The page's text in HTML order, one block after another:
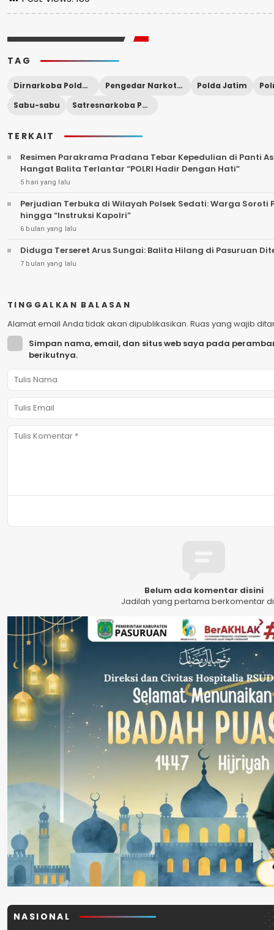
TAG
Dirnarkoba Polda Jatim Pengedar Narkotika
Polda Jatim
Sabu-sabu
Satresnarkoba Polres Pasuruan Kota
TERKAIT
Resimen Parakrama Pradana Tebar Kepedulian di Panti
Hangat Balita Terlantar “POLRI Hadir Dengan Hati”
5 hari yang lalu
Perjudian Terbuka di Wilayah Polsek Sedati: Warga
hingga “Instruksi Kapolri”
6 bulan yang lalu
Diduga Terseret Arus Sungai: Balita Hilang di Pasuruan
7 bulan yang lalu
TINGGALKAN BALASAN
Alamat email Anda tidak akan dipublikasikan. Ruas yang wajib
Simpan nama, email, dan situs web saya pada
berikutnya.
Belum ada komentar disini
Jadilah yang pertama berkomentar
NASIONAL